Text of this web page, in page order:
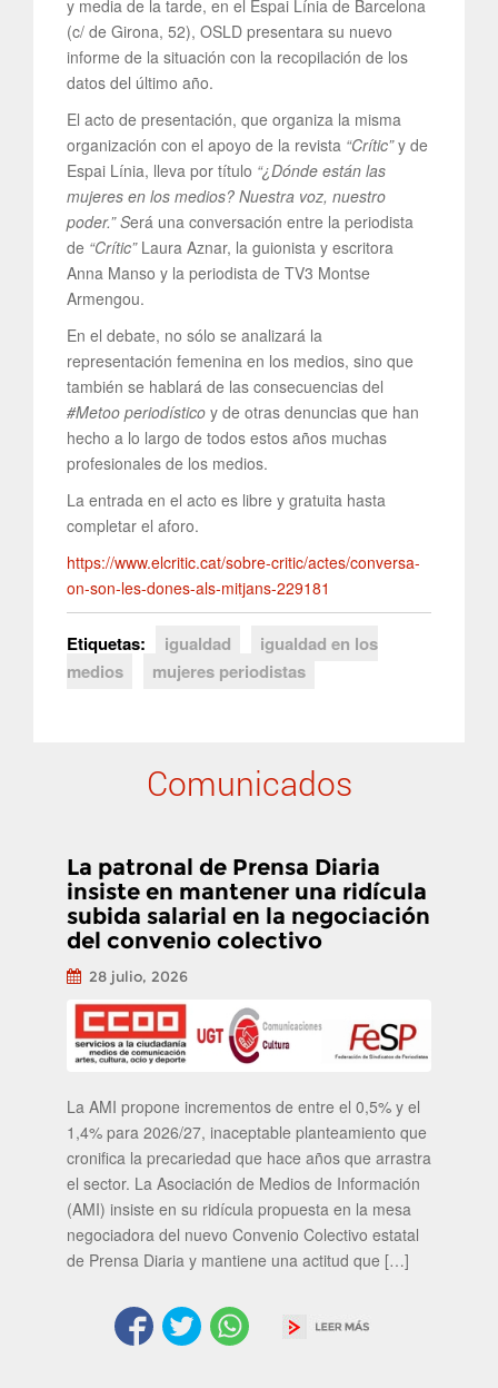
y media de la tarde, en el Espai Línia de Barcelona
(c/ de Girona, 52), OSLD presentara su nuevo
informe de la situación con la recopilación de los
datos del último año.
El acto de presentación, que organiza la misma
organización con el apoyo de la revista “Crític”y de
Espai Línia, lleva por título “¿Dónde están las
mujeres en los medios? Nuestra voz, nuestro
poder.” Será una conversación entre la periodista
de “Crític”Laura Aznar, la guionista y escritora
Anna Manso y la periodista de TV3 Montse
Armengou.
En el debate, no sólo se analizará la
representación femenina en los medios, sino que
también se hablará de las consecuencias del
#Metoo periodístico y de otras denuncias que han
hecho a lo largo de todos estos años muchas
profesionales de los medios.
La entrada en el acto es libre y gratuita hasta
completar el aforo.
https://www.elcritic.cat/sobre-critic/actes/conversa-
on-son-les-dones-als-mitjans-229181
Etiquetas: igualdad
igualdad en los
medios
mujeres periodistas
Comunicados
La patronal de Prensa Diaria
insiste en mantener una ridícula
subida salarial en la negociación
del convenio colectivo
28 julio, 2026
La AMI propone incrementos de entre el 0,5% y el
1,4% para 2026/27, inaceptable planteamiento que
cronifica la precariedad que hace años que arrastra
el sector. La Asociación de Medios de Información
(AMI) insiste en su ridícula propuesta en la mesa
negociadora del nuevo Convenio Colectivo estatal
de Prensa Diaria y mantiene una actitud que […]